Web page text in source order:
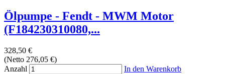
Ölpumpe - Fendt - MWM Motor
(F184230310080,...
328,50 €
(Netto 276,05 €)
Anzahl
In den Warenkorb